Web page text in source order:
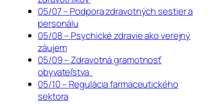
05/07 – Podpora zdravotných sestier a
personálu
05/08 – Psychické zdravie ako verejný
záujem
05/09 – Zdravotná gramotnosť
obyvateľstva
05/10 – Regulácia farmaceutického
sektora